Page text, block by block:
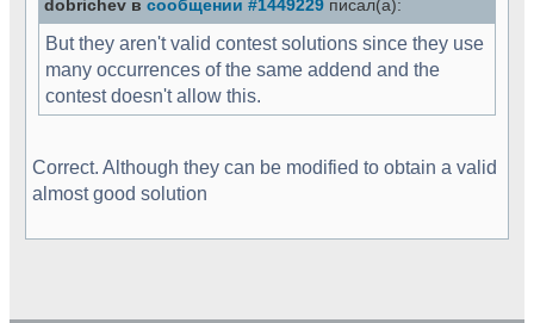
dobrichev в сообщении #1449229 писал(а):
But they aren't valid contest solutions since they use
many occurrences of the same addend and the
contest doesn't allow this.
Correct. Although they can be modified to obtain a valid
almost good solution